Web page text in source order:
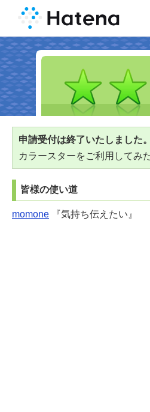
申請受付は終了いたしました。
カラースターをご利用してみ
皆様の使い道
momone 『気持ち伝えたい』